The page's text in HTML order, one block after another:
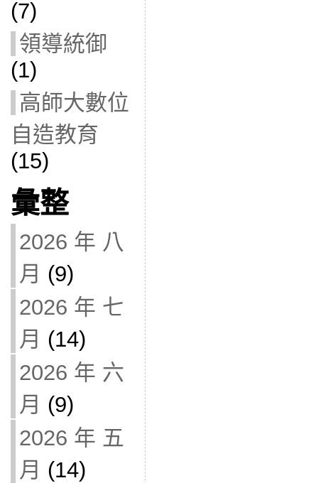
(7)
領導統御
(1)
高師大數位
自造教育
(15)
彙整
2026 年 八
月 (9)
2026 年 七
月 (14)
2026 年 六
月 (9)
2026 年 五
月 (14)